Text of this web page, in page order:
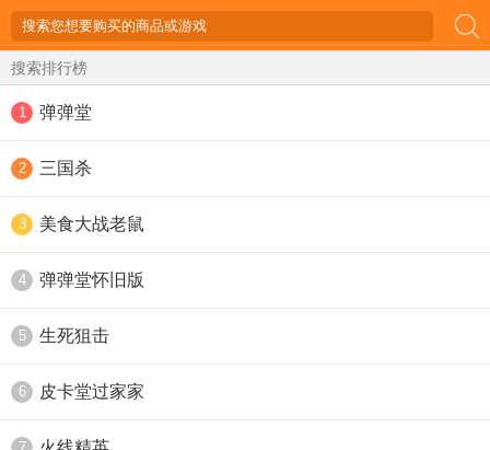
搜索排行榜
1 弹弹堂
2 三国杀
3 美食大战老鼠
4 弹弹堂怀旧版
5 生死狙击
6 皮卡堂过家家